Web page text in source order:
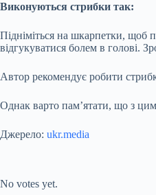
Виконуються стрибки так:
Підніміться на шкарпетки, щоб
відгукуватися болем в голові.
Автор рекомендує робити
Однак варто пам’ятати, що з
Джерело: ukr.media
No votes yet.